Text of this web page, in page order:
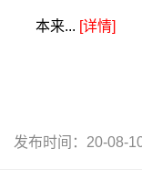
本来... [详情]
发布时间：20-08-